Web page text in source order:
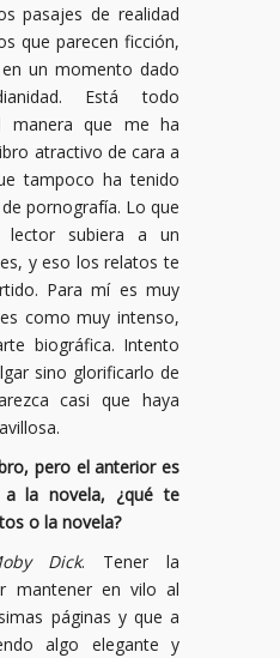
pasajes de realidad
que parecen ficción,
un momento dado
Está todo
manera que me ha
atractivo de cara a
tampoco ha tenido
pornografía. Lo que
subiera a un
y eso los relatos te
Para mí es muy
como muy intenso,
biográfica. Intento
sino glorificarlo de
casi que haya
pero el anterior es
la novela, ¿qué te
o la novela?
Dick. Tener la
mantener en vilo al
páginas y que a
algo elegante y